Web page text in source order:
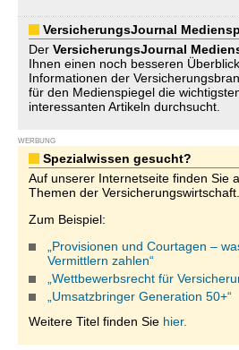
VersicherungsJournal
Der VersicherungsJournal
Ihnen einen noch besseren
Informationen der
für den Medienspiegel die
interessanten Artikeln durchsucht.
WERBUNG
Spezialwissen gesucht?
Auf unserer Internetseite finden Sie
Themen der Versicherungswirtschaft.
Zum Beispiel:
„Provisionen und Courtagen –
Vermittlern zahlen“
„Wettbewerbsrecht für
„Umsatzbringer Generation 50+“
Weitere Titel finden Sie hier.